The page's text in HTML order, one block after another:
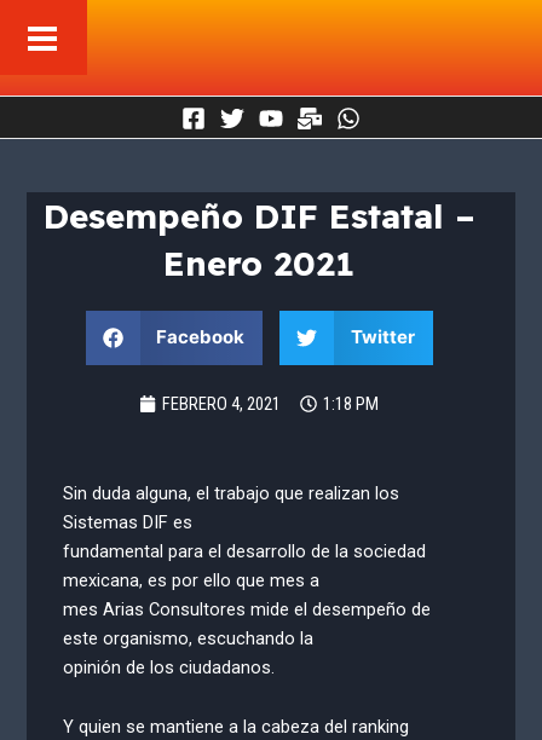
contenido
Desempeño DIF Estatal –
Enero 2021
Facebook Twitter
FEBRERO 4, 2021 1:18 PM
Sin duda alguna, el trabajo que realizan los
Sistemas DIF es
fundamental para el desarrollo de la sociedad
mexicana, es por ello que mes a
mes Arias Consultores mide el desempeño de
este organismo, escuchando la
opinión de los ciudadanos.
Y quien se mantiene a la cabeza del ranking